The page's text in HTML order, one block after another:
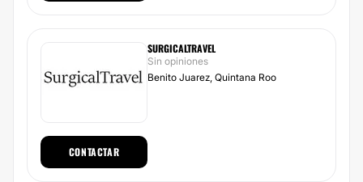
SURGICALTRAVEL
Sin opiniones
Benito Juarez, Quintana Roo
CONTACTAR